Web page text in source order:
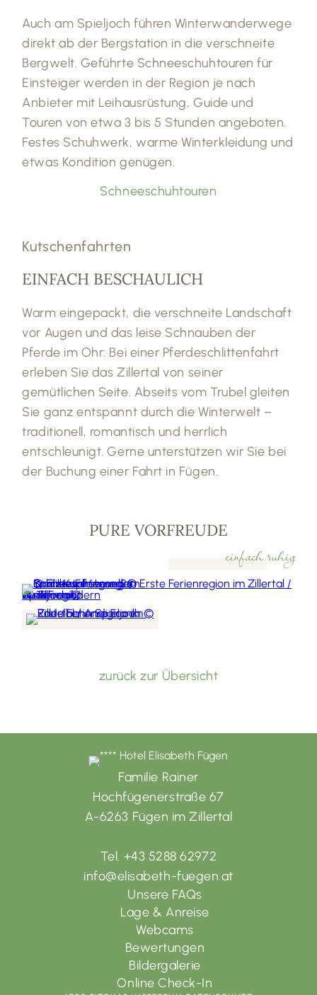
Auch am Spieljoch führen Winterwanderwege
direkt ab der Bergstation in die verschneite
Bergwelt. Geführte Schneeschuhtouren für
Einsteiger werden in der Region je nach
Anbieter mit Leihausrüstung, Guide und
Touren von etwa 3 bis 5 Stunden angeboten.
Festes Schuhwerk, warme Winterkleidung und
etwas Kondition genügen.
Schneeschuhtouren
Kutschenfahrten
EINFACH BESCHAULICH
Warm eingepackt, die verschneite Landschaft
vor Augen und das leise Schnauben der
Pferde im Ohr: Bei einer Pferdeschlittenfahrt
erleben Sie das Zillertal von seiner
gemütlichen Seite. Abseits vom Trubel gleiten
Sie ganz entspannt durch die Winterwelt –
traditionell, romantisch und herrlich
entschleunigt. Gerne unterstützen wir Sie bei
der Buchung einer Fahrt in Fügen.
PURE VORFREUDE
einfach ruhig
zurück zur Übersicht
Familie Rainer
Hochfügenerstraße 67
A-6263 Fügen im Zillertal
Tel. +43 5288 62972
info@elisabeth-fuegen.at
Unsere FAQs
Lage & Anreise
Webcams
Bewertungen
Bildergalerie
Online Check-In